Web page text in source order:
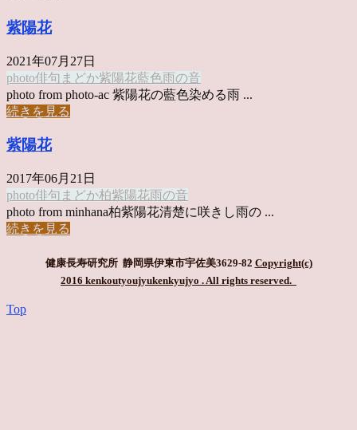
紫陽花
2021年07月27日
photo俳句 まどか紫陽花藍色雨の音
photo from photo-ac 紫陽花の藍色染める雨 ...
続きを見る
紫陽花
2017年06月21日
photo俳句 まどか柏紫陽花雨の音
photo from minhana柏紫陽花清楚に咲きし雨の ...
続きを見る
健康長寿研究所 静岡県伊東市宇佐美3629-82 Copyright(c)
2016 kenkoutyoujyukenkyujyo . All rights reserved.
Top